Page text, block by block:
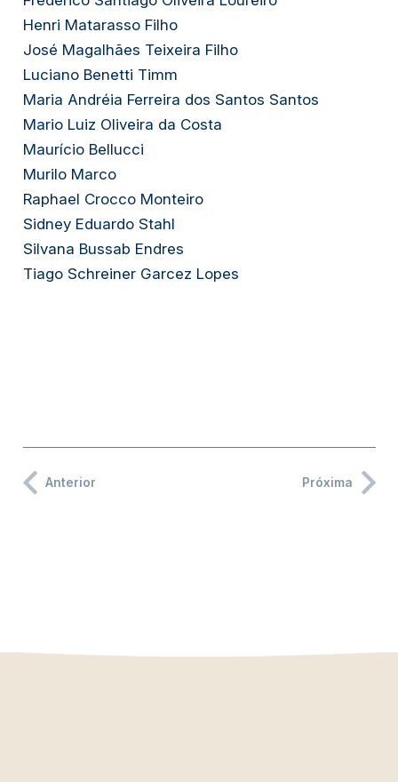
Henri Matarasso Filho
José Magalhães Teixeira Filho
Luciano Benetti Timm
Maria Andréia Ferreira dos Santos Santos
Mario Luiz Oliveira da Costa
Maurício Bellucci
Murilo Marco
Raphael Crocco Monteiro
Sidney Eduardo Stahl
Silvana Bussab Endres
Tiago Schreiner Garcez Lopes
Anterior Próxima